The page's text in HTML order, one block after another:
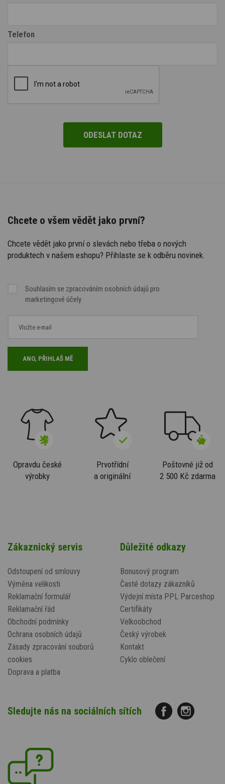
Telefon
Chcete o všem vědět jako první?
Chcete vědět jako první o slevách nebo třeba o nových
produktech v našem eshopu? Přihlaste se k odběru novinek.
Souhlasím se zpracováním osobních údajů pro
marketingové účely
Opravdu české
výrobky
Prvotřídní
a originální
Poštovné již od
2 500 Kč zdarma
Zákaznický servis
Odstoupení od smlouvy
Výměna velikosti
Reklamační formulář
Reklamační řád
Obchodní podmínky
Ochrana osobních údajů
Zásady zpracování souborů
cookies
Doprava a platba
Důležité odkazy
Bonusový program
Časté dotazy zákazníků
Výdejní místa PPL Parceshop
Certifikáty
Velkoobchod
Český výrobek
Kontakt
Cyklo oblečení
Sledujte nás na sociálních sítích